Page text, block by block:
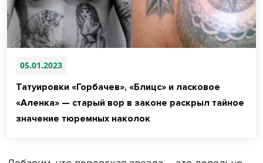
05.01.2023
Татуировки «Горбачев», «Блицс» и ласковое
«Аленка» — старый вор в законе раскрыл тайное
значение тюремных наколок